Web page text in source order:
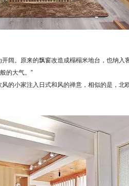
阔。原来的飘窗改造成榻榻米地台，也纳
的大气。”
的小家注入日式和风的禅意，相似的是，